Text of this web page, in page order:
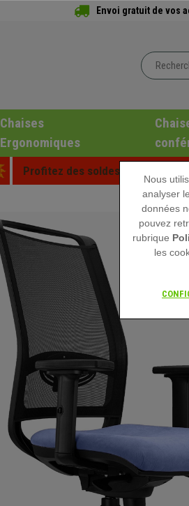
Envoi gratuit de vos
Chaises
Ergonomiques
Profitez des soldes d'été chez
Nous
analyser
données
pouvez
rubrique
les